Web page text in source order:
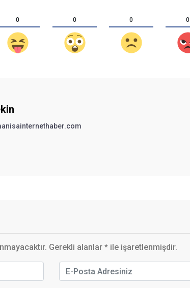
0 0 0 0
Gerekli alanlar * ile işaretlenmişdir.